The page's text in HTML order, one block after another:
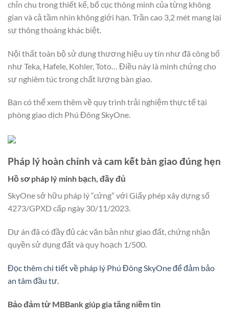
chỉn chu trong thiết kế, bố cục thông minh của từng không
gian và cả tầm nhìn không giới hạn. Trần cao 3,2 mét mang lại
sự thông thoáng khác biệt.
Nội thất toàn bộ sử dụng thương hiệu uy tín như đã công bố
như Teka, Hafele, Kohler, Toto… Điều này là minh chứng cho
sự nghiêm túc trong chất lượng bàn giao.
Bạn có thể xem thêm về quy trình trải nghiệm thực tế tại
phòng giao dịch Phú Đông SkyOne.
Pháp lý hoàn chỉnh và cam kết bàn giao đúng hẹn
Hồ sơ pháp lý minh bạch, đầy đủ
SkyOne sở hữu pháp lý “cứng” với Giấy phép xây dựng số
4273/GPXD cấp ngày 30/11/2023.
Dự án đã có đầy đủ các văn bản như giao đất, chứng nhận
quyền sử dụng đất và quy hoạch 1/500.
Đọc thêm chi tiết về pháp lý Phú Đông SkyOne để đảm bảo
an tâm đầu tư.
Bảo đảm từ MBBank giúp gia tăng niềm tin